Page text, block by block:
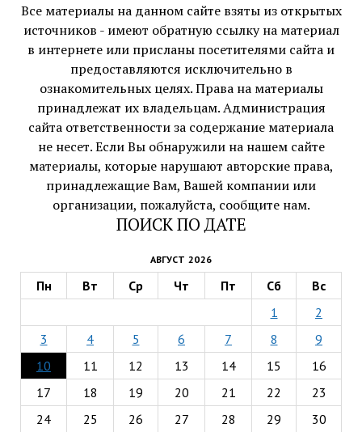
Все материалы на данном сайте взяты из открытых
источников - имеют обратную ссылку на материал
в интернете или присланы посетителями сайта и
предоставляются исключительно в
ознакомительных целях. Права на материалы
принадлежат их владельцам. Администрация
сайта ответственности за содержание материала
не несет. Если Вы обнаружили на нашем сайте
материалы, которые нарушают авторские права,
принадлежащие Вам, Вашей компании или
организации, пожалуйста, сообщите нам.
ПОИСК ПО ДАТЕ
АВГУСТ 2026
Пн Вт Ср Чт Пт Сб
Вс
1
2
3
4 5 6 7 8
9
10
11 12 13 14 15
16
17
18 19 20 21 22
23
24
25 26 27 28 29 30